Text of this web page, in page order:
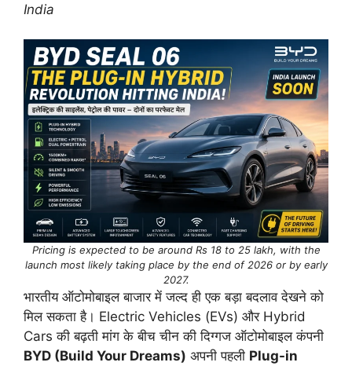
India
Pricing is expected to be around Rs 18 to 25 lakh, with the
launch most likely taking place by the end of 2026 or by early
2027.
भारतीय ऑटोमोबाइल बाजार में जल्द ही एक बड़ा बदलाव देखने को
मिल सकता है। Electric Vehicles (EVs) और Hybrid
Cars की बढ़ती मांग के बीच चीन की दिग्गज ऑटोमोबाइल कंपनी
BYD (Build Your Dreams) अपनी पहली Plug-in